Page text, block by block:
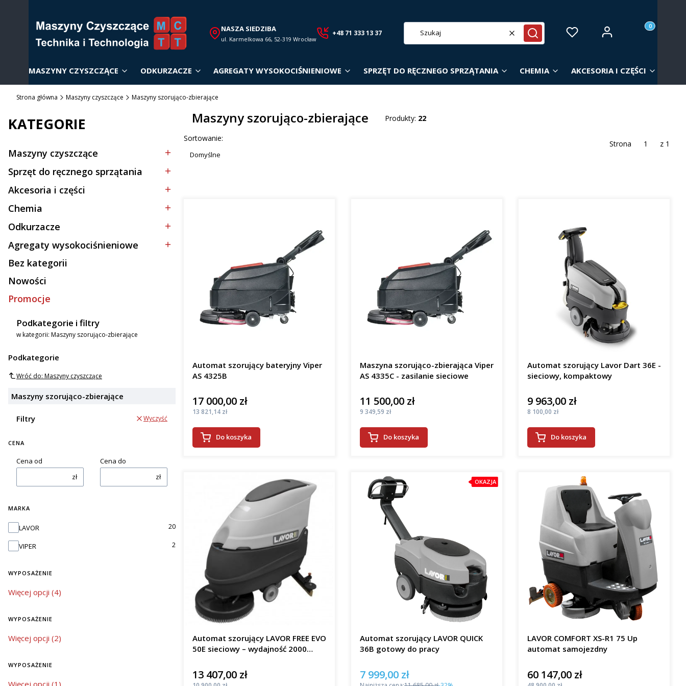
+48 71 333 13 37
NASZA SIEDZIBA
ul. Karmelkowa 66, 52-319 Wrocław WyczyśćSzukaj
Ulubione Zaloguj się Produkty w
Koszyk
MASZYNY CZYSZCZĄCE ODKURZACZE AGREGATY WYSOKOCIŚNIENIOWE SPRZĘT DO RĘCZNEGO SPRZĄTANIA CHEMIA AKCESORIA I CZĘŚCI
Strona główna Maszyny czyszczące Maszyny szorująco-zbierające
KATEGORIE
Kategoria - Maszyny czyszczące
Maszyny czyszczące
Kategoria - Sprzęt do ręcznego sprzątania
Sprzęt do ręcznego sprzątania
Kategoria - Akcesoria i części
Akcesoria i części
Kategoria - Chemia
Chemia
Kategoria - Odkurzacze
Odkurzacze
Kategoria - Agregaty wysokociśnieniowe
Agregaty wysokociśnieniowe
Kategoria - Bez kategorii
Bez kategorii
Nowości
Promocje
Podkategorie i filtry
w kategorii: Maszyny szorująco-zbierające
Podkategorie
Wróć do: Maszyny czyszczące
Maszyny szorująco-zbierające
Filtry Wyczyść
CENA
Cena od
zł
Cena do
zł
MARKA
Marka
LAVOR 20
VIPER 2
WYPOSAŻENIE
wyposażenie
Więcej opcji (4)
WYPOSAŻENIE
wyposażenie
Więcej opcji (2)
WYPOSAŻENIE
wyposażenie
Maszyny szorująco-zbierające Produkty: 22
Lista produktów
Sortowanie:
Domyślne
Strona z 1
Automat szorujący bateryjny Viper
AS 4325B
Cena
17 000,00 zł
Cena
13 821,14 zł
Do koszyka
Maszyna szorująco-zbierająca Viper
AS 4335C - zasilanie sieciowe
Cena
11 500,00 zł
Cena
9 349,59 zł
Do koszyka
Automat szorujący Lavor Dart 36E -
sieciowy, kompaktowy
Cena
9 963,00 zł
Cena
8 100,00 zł
Do koszyka
Automat szorujący LAVOR FREE EVO
50E sieciowy – wydajność 2000
Cena
13 407,00 zł
OKAZJA
Automat szorujący LAVOR QUICK
36B gotowy do pracy
Cena promocyjna
7 999,00 zł
LAVOR COMFORT XS-R1 75 Up
automat samojezdny
Cena
60 147,00 zł